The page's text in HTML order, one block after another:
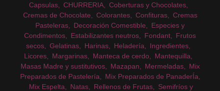
Capsulas
CHURRERIA
Coberturas y Chocolates
Cremas de Chocolate
Colorantes Confituras
Cremas
Pasteleras
Decoración Comestible
Especies y
Condimentos
Estabilizantes neutros Fondant
Frutos
secos
Gelatinas Harinas Heladería
Ingredientes
Licores
Margarinas Manteca de cerdo
Mantequilla
Masas Madre y sustitutivos
Mazapan Mermeladas
Mix
Preparados de Pastelería
Mix Preparados de PanaderÍa
Mix Espelta
Natas Rellenos de Frutas
Semifríos y